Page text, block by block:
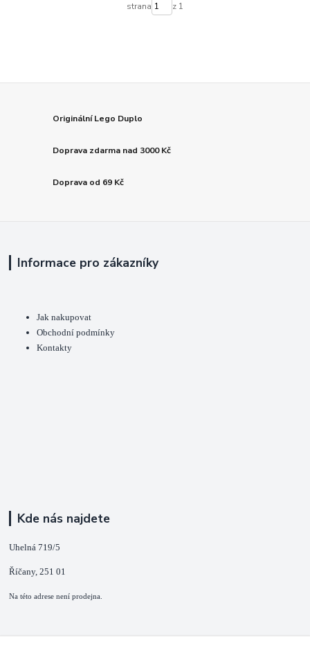
strana z 1
Originální Lego Duplo
Doprava zdarma nad 3000 Kč
Doprava od 69 Kč
Informace pro zákazníky
Jak nakupovat
Obchodní podmínky
Kontakty
Kde nás najdete
Uhelná 719/5
Říčany, 251 01
Na této adrese není prodejna.